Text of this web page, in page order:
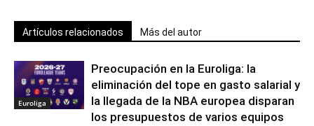
Artículos relacionados Más del autor
Euroliga
Preocupación en la Euroliga: la
eliminación del tope en gasto salarial y
la llegada de la NBA europea disparan
los presupuestos de varios equipos